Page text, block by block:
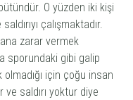
O yüzden iki kişi
çalışmaktadır.
zarar vermek
sporundaki gibi galip
için çoğu insan
ve saldırı yoktur diye